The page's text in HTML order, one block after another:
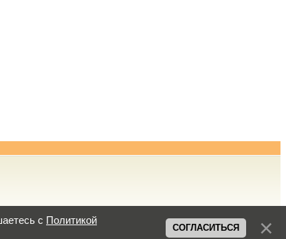
с Политикой
СОГЛАСИТЬСЯ